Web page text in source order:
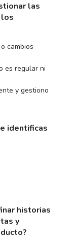
las
los
cambios
es regular ni
y gestiono
identificas
historias
y